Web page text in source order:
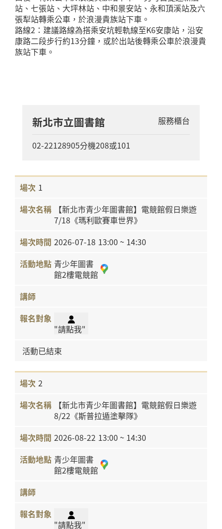
站、七張站、大坪林站、中和景安站、永和頂溪站及六
張犁站轉乘公車，於浪漫貴族站下車。
路線2：建議路線為搭乘安坑輕軌線至K6安康站，沿安
康路二段步行約13分鐘，或於出站後轉乘公車於浪漫貴
族站下車。
新北市立圖書館 服務櫃台
02-22128905分機208或101
1
【新北市青少年圖書館】電競館假日樂遊
7/18《瑪利歐賽車世界》
2026-07-18 13:00 ~ 14:30
青少年圖書
館2樓電競館
"請點我"
活動已結束
2
【新北市青少年圖書館】電競館假日樂遊
8/22《斯普拉遁塗擊隊》
2026-08-22 13:00 ~ 14:30
青少年圖書
館2樓電競館
"請點我"